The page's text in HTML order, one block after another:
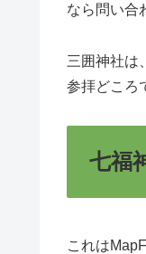
なら問い合
三囲神社は
参拝どころ
七福
これは